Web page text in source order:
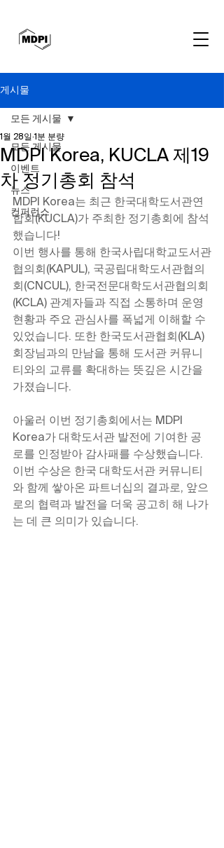
게시물
모든 게시물
이벤트
뉴스
컨퍼런스
모든 게시물
MDPI Korea, KUCLA 제19
차 정기총회 참석
1월 28일 1분 분량
MDPI Korea는 최근 한국대학도서관연
합회(KUCLA)가 주최한 정기총회에 참석
했습니다!
이번 행사를 통해 한국사립대학교도서관
협의회(KAPUL), 국공립대학도서관협의
회(CNCUL), 한국전문대학도서관협의회
(KCLA) 관계자들과 직접 소통하며 운영
현황과 주요 관심사를 폭넓게 이해할 수
있었습니다. 또한 한국도서관협회(KLA)
회장님과의 만남을 통해 도서관 커뮤니
티와의 교류를 확대하는 뜻깊은 시간을
가졌습니다.
아울러 이번 정기총회에서는 MDPI
Korea가 대학도서관 발전에 기여한 공
로를 인정받아 감사패를 수상했습니다.
이번 수상은 한국 대학도서관 커뮤니티
와 함께 쌓아온 파트너십의 결과로, 앞으
로의 협력과 발전을 더욱 공고히 해 나가
는 데 큰 의미가 있습니다.